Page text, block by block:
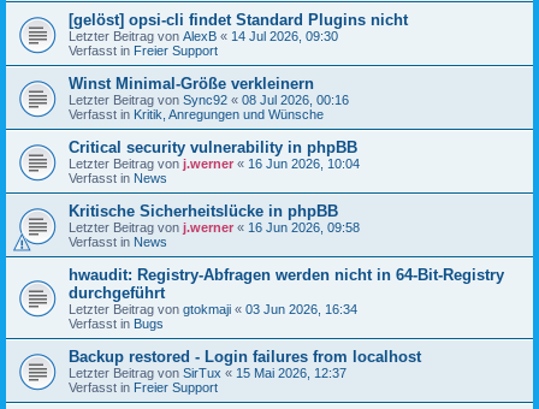
[gelöst] opsi-cli findet Standard Plugins nicht
Letzter Beitrag von AlexB « 14 Jul 2026, 09:30
Verfasst in Freier Support
Winst Minimal-Größe verkleinern
Letzter Beitrag von Sync92 « 08 Jul 2026, 00:16
Verfasst in Kritik, Anregungen und Wünsche
Critical security vulnerability in phpBB
Letzter Beitrag von j.werner « 16 Jun 2026, 10:04
Verfasst in News
Kritische Sicherheitslücke in phpBB
Letzter Beitrag von j.werner « 16 Jun 2026, 09:58
Verfasst in News
hwaudit: Registry-Abfragen werden nicht in 64-Bit-Registry
durchgeführt
Letzter Beitrag von gtokmaji « 03 Jun 2026, 16:34
Verfasst in Bugs
Backup restored - Login failures from localhost
Letzter Beitrag von SirTux « 15 Mai 2026, 12:37
Verfasst in Freier Support